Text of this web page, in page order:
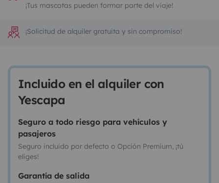
¡Tus mascotas pueden formar parte del viaje!
¡Solicitud de alquiler gratuita y sin compromiso!
Incluido en el alquiler con
Yescapa
Seguro a todo riesgo para vehículos y
pasajeros
Seguro incluido por defecto o Opción Premium, ¡tú
eliges!
Garantía de salida